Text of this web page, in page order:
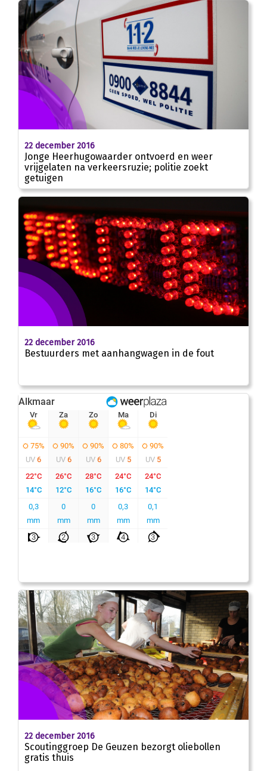
22 december 2016
Jonge Heerhugowaarder ontvoerd en weer
vrijgelaten na verkeersruzie; politie zoekt
getuigen
22 december 2016
Bestuurders met aanhangwagen in de fout
22 december 2016
Scoutinggroep De Geuzen bezorgt oliebollen
gratis thuis